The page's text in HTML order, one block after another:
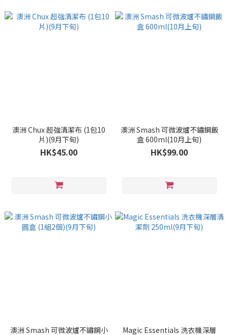
澳洲 Chux 超強清潔布 (1包10
片)(9月下旬)
HK$45.00
澳洲 Smash 可微波爐不鏽鋼飯
盒 600ml(10月上旬)
HK$99.00
澳洲 Smash 可微波爐不鏽鋼小
Magic Essentials 洗衣機深層